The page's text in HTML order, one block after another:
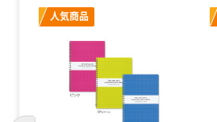
人気商品